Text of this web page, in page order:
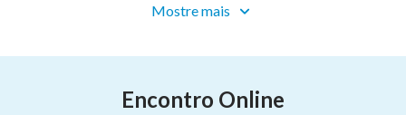
Mostre mais
Encontro Online